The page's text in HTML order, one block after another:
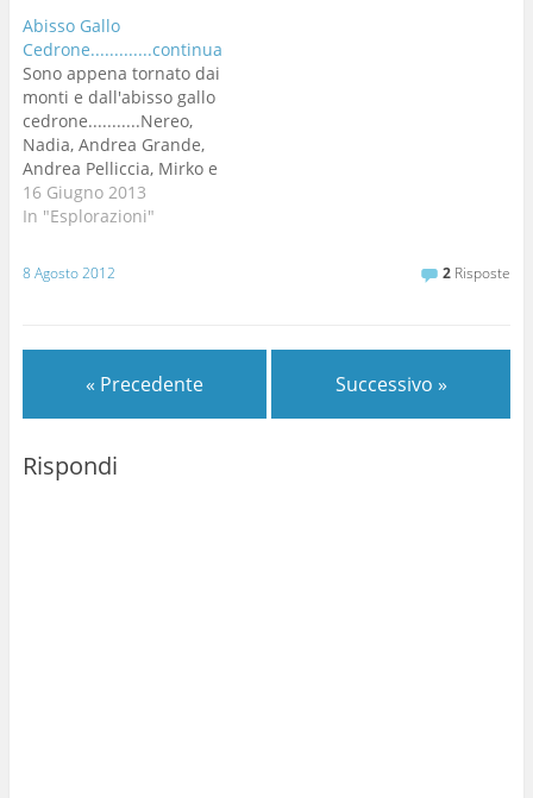
Abisso Gallo
Cedrone.............continua
Sono appena tornato dai
monti e dall'abisso gallo
cedrone...........Nereo,
Nadia, Andrea Grande,
Andrea Pelliccia, Mirko e
il sottoscritto abbiamo
cominciato dove avevamo
vi descrivo solo le novità
mentre seguirà un
Pelliccia sono scesi di…
16 Giugno 2013
In "Esplorazioni"
8 Agosto 2012 2 Risposte
« Precedente Successivo »
Rispondi